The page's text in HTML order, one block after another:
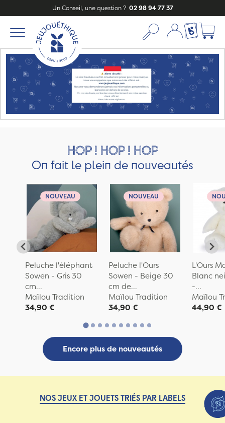
Un Conseil, une question ? 02 98 94 77 37
Mon compte
Ma liste
HOP ! HOP ! HOP
On fait le plein de nouveautés
NOUVEAU
Peluche l'éléphant
Sowen - Gris 30
cm...
Maïlou Tradition
34,90 €
NOUVEAU
Peluche l'Ours
Sowen - Beige 30
cm de...
Maïlou Tradition
34,90 €
L'Ours
Blanc
-...
Maïlou
44,90 €
Encore plus de nouveautés
NOS JEUX ET JOUETS TRIÉS PAR LABELS